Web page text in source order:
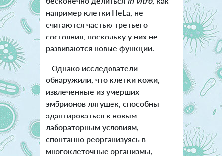
например клетки HeLa, не
считаются частью третьего
состояния, поскольку у них не
развиваются новые функции.
Однако исследователи
обнаружили, что клетки кожи,
извлеченные из умерших
эмбрионов лягушек, способны
адаптироваться к новым
лабораторным условиям,
спонтанно реорганизуясь в
многоклеточные организмы,